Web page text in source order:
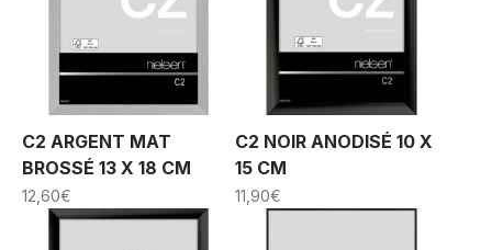
C2 ARGENT MAT
BROSSÉ 13 X 18 CM
12,60€
C2 NOIR ANODISÉ 10 X
15 CM
11,90€